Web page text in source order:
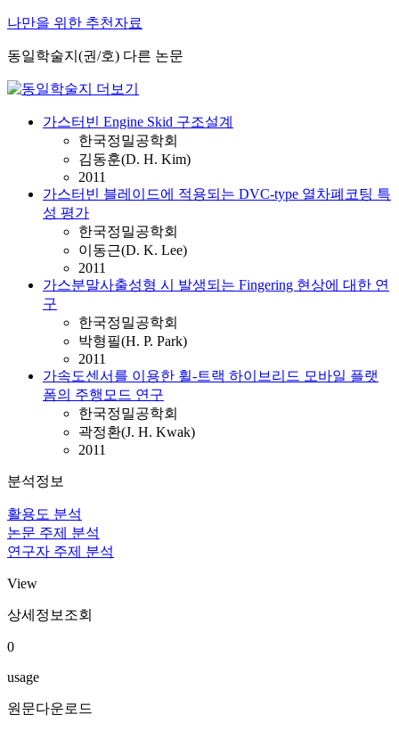
나만을 위한 추천자료
동일학술지(권/호) 다른 논문
가스터빈 Engine Skid 구조설계
한국정밀공학회
김동훈(D. H. Kim)
2011
가스터빈 블레이드에 적용되는 DVC-type 열차폐코팅 특
성 평가
한국정밀공학회
이동근(D. K. Lee)
2011
가스분말사출성형 시 발생되는 Fingering 현상에 대한 연
구
한국정밀공학회
박형필(H. P. Park)
2011
가속도센서를 이용한 휠-트랙 하이브리드 모바일 플랫
폼의 주행모드 연구
한국정밀공학회
곽정환(J. H. Kwak)
2011
분석정보
활용도 분석
논문 주제 분석
연구자 주제 분석
View
상세정보조회
0
usage
원문다운로드